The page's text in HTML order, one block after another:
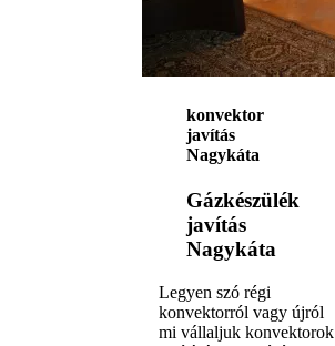
konvektor
javítás
Nagykáta
Gázkészülék
javítás
Nagykáta
Legyen szó régi
konvektorról vagy újról
mi vállaljuk konvektorok